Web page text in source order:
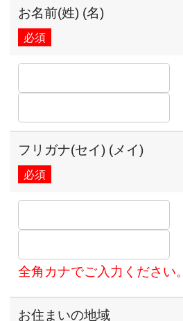
お名前(姓) (名)
必須
フリガナ(セイ) (メイ)
必須
全角カナでご入力ください。
お住まいの地域